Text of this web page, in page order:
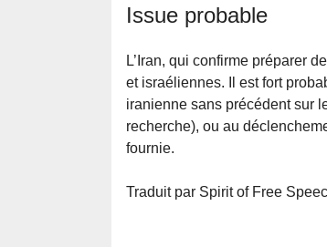
Issue probable
L’Iran, qui confirme préparer
et israéliennes. Il est fort
iranienne sans précédent sur
recherche), ou au
fournie.
Traduit par Spirit of Free